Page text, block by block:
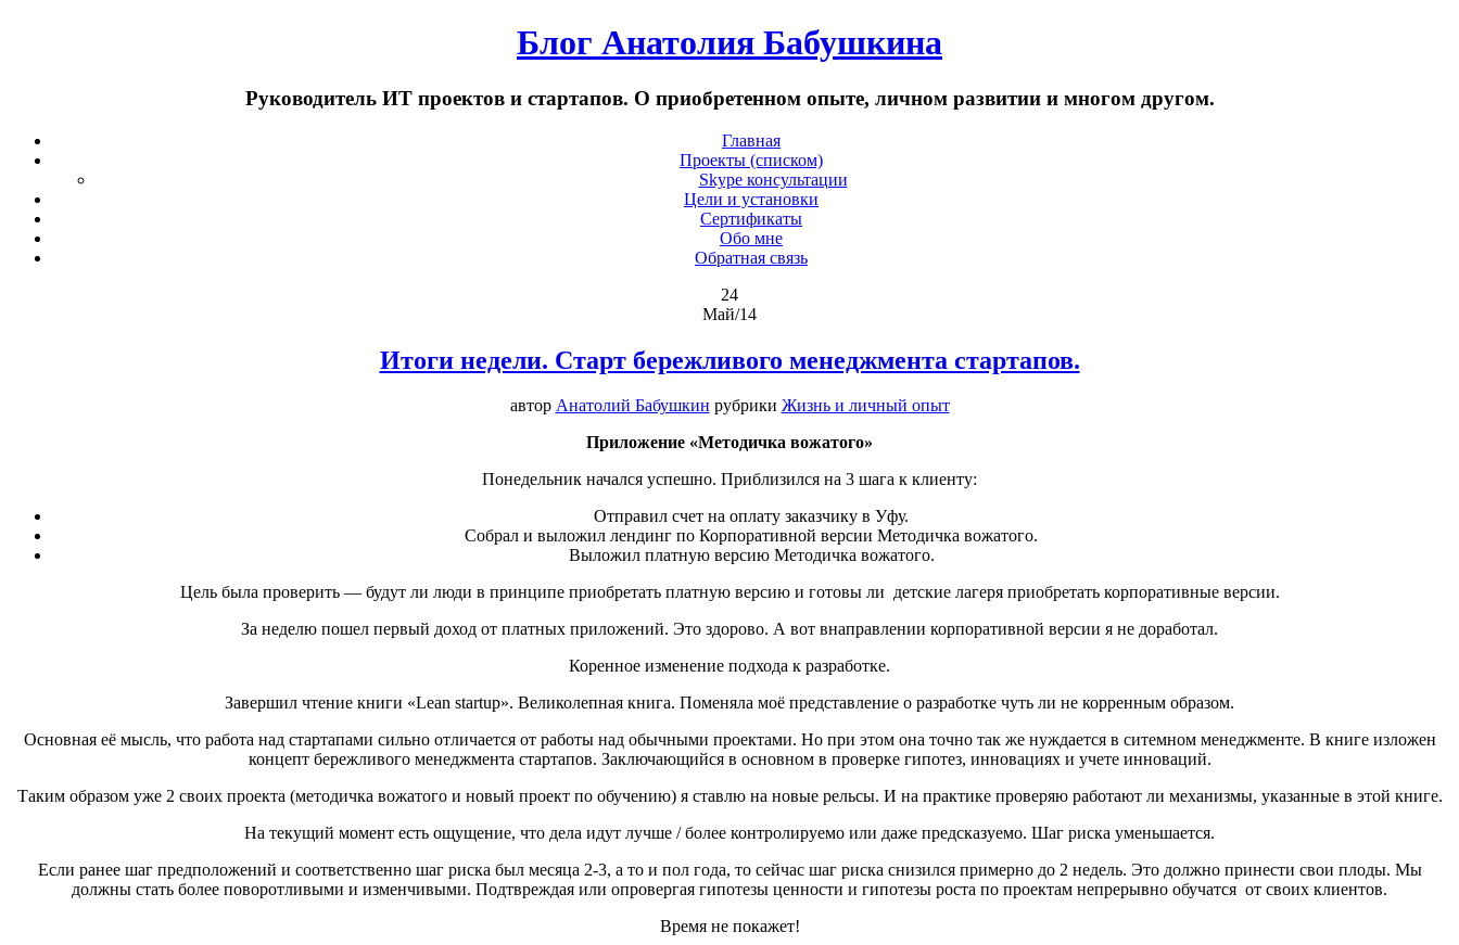
Блог Анатолия Бабушкина
Руководитель ИТ проектов и стартапов. О приобретенном опыте, личном развитии и многом другом.
Главная
Проекты (списком)
Skype консультации
Цели и установки
Сертификаты
Обо мне
Обратная связь
24
Май/14
Итоги недели. Старт бережливого менеджмента стартапов.
автор Анатолий Бабушкин рубрики Жизнь и личный опыт
Приложение «Методичка вожатого»
Понедельник начался успешно. Приблизился на 3 шага к клиенту:
Отправил счет на оплату заказчику в Уфу.
Собрал и выложил лендинг по Корпоративной версии Методичка вожатого.
Выложил платную версию Методичка вожатого.
Цель была проверить — будут ли люди в принципе приобретать платную версию и готовы ли детские лагеря приобретать корпоративные версии.
За неделю пошел первый доход от платных приложений. Это здорово. А вот внаправлении корпоративной версии я не доработал.
Коренное изменение подхода к разработке.
Завершил чтение книги «Lean startup». Великолепная книга. Поменяла моё представление о разработке чуть ли не корренным образом.
Основная её мысль, что работа над стартапами сильно отличается от работы над обычными проектами. Но при этом она точно так же нуждается в ситемном менеджменте. В книге изложен
концепт бережливого менеджмента стартапов. Заключающийся в основном в проверке гипотез, инновациях и учете инноваций.
Таким образом уже 2 своих проекта (методичка вожатого и новый проект по обучению) я ставлю на новые рельсы. И на практике проверяю работают ли механизмы, указанные в этой книге.
На текущий момент есть ощущение, что дела идут лучше / более контролируемо или даже предсказуемо. Шаг риска уменьшается.
Если ранее шаг предположений и соответственно шаг риска был месяца 2-3, а то и пол года, то сейчас шаг риска снизился примерно до 2 недель. Это должно принести свои плоды. Мы
должны стать более поворотливыми и изменчивыми. Подтвреждая или опровергая гипотезы ценности и гипотезы роста по проектам непрерывно обучатся от своих клиентов.
Время не покажет!